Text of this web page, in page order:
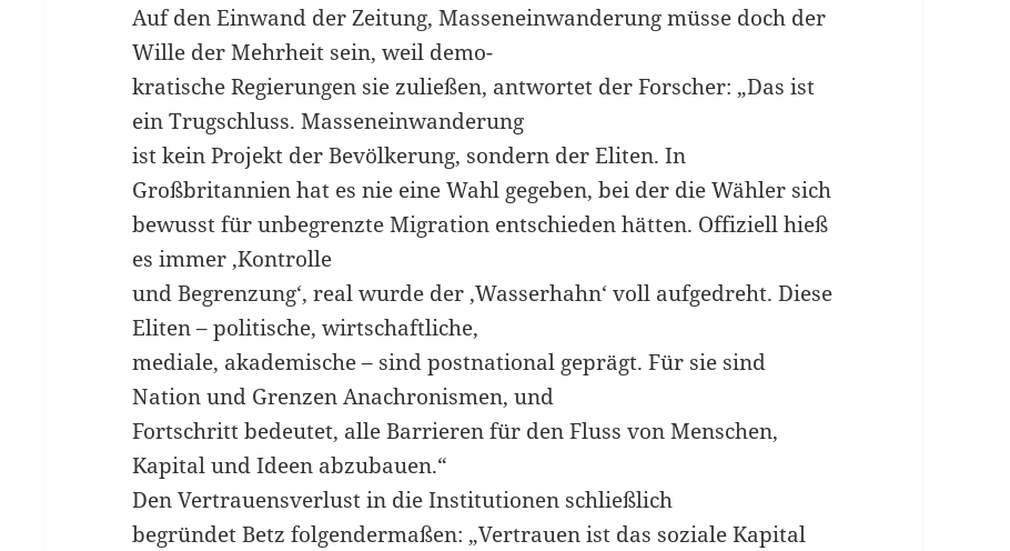
Auf den Einwand der Zeitung, Masseneinwanderung müsse doch der
Wille der Mehrheit sein, weil demo-
kratische Regierungen sie zuließen, antwortet der Forscher: „Das ist
ein Trugschluss. Masseneinwanderung
ist kein Projekt der Bevölkerung, sondern der Eliten. In
Großbritannien hat es nie eine Wahl gegeben, bei der die Wähler sich
bewusst für unbegrenzte Migration entschieden hätten. Offiziell hieß
es immer ‚Kontrolle
und Begrenzung‘, real wurde der ‚Wasserhahn‘ voll aufgedreht. Diese
Eliten – politische, wirtschaftliche,
mediale, akademische – sind postnational geprägt. Für sie sind
Nation und Grenzen Anachronismen, und
Fortschritt bedeutet, alle Barrieren für den Fluss von Menschen,
Kapital und Ideen abzubauen.“
Den Vertrauensverlust in die Institutionen schließlich
begründet Betz folgendermaßen: „Vertrauen ist das soziale Kapital